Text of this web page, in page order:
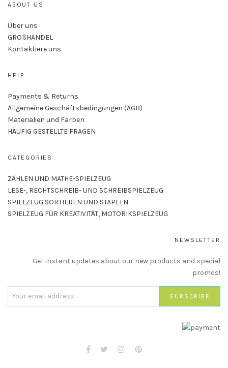
ABOUT US
Über uns
GROßHANDEL
Kontaktiere uns
HELP
Payments & Returns
Allgemeine Geschäftsbedingungen (AGB)
Materialien und Farben
HÄUFIG GESTELLTE FRAGEN
CATEGORIES
ZÄHLEN UND MATHE-SPIELZEUG
LESE-, RECHTSCHREIB- UND SCHREIBSPIELZEUG
SPIELZEUG SORTIEREN UND STAPELN
SPIELZEUG FÜR KREATIVITÄT, MOTORIKSPIELZEUG
NEWSLETTER
Get instant updates about our new products and special
promos!